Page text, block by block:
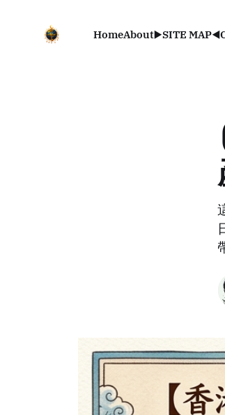
HomeAbout▶️SITE MAP◀️